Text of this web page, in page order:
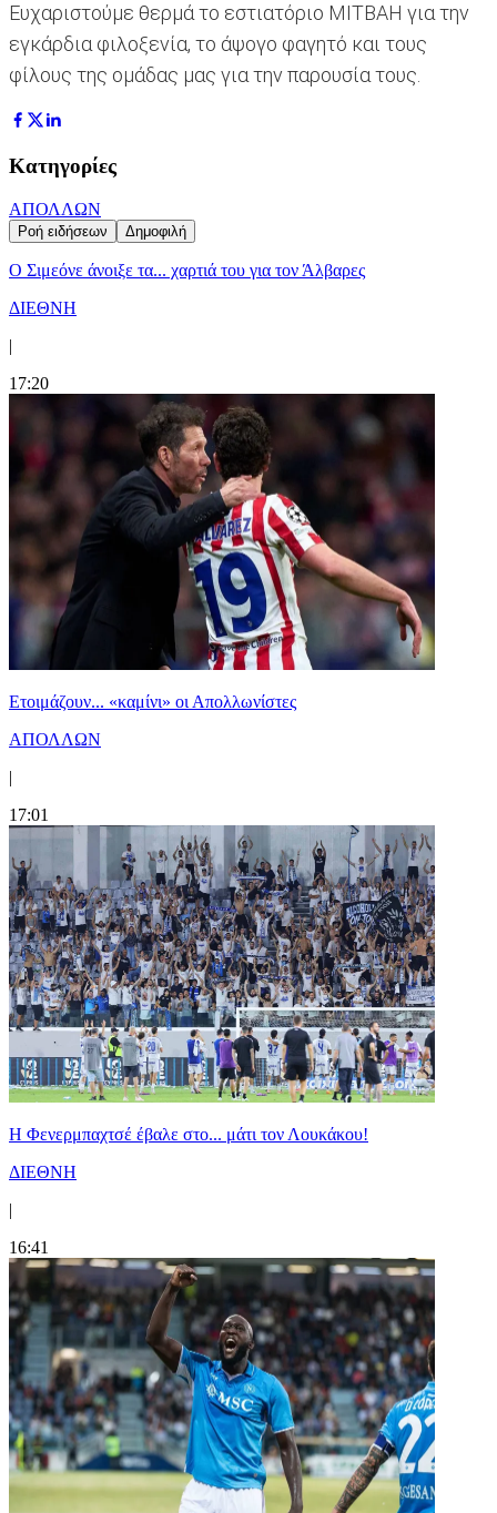
Ευχαριστούμε θερμά το εστιατόριο MITBAH για την
εγκάρδια φιλοξενία, το άψογο φαγητό και τους
φίλους της ομάδας μας για την παρουσία τους.
Κατηγορίες
ΑΠΟΛΛΩΝ
Ροή ειδήσεων Δημοφιλή
Ο Σιμεόνε άνοιξε τα... χαρτιά του για τον Άλβαρες
ΔΙΕΘΝΗ
|
17:20
Ετοιμάζουν... «καμίνι» οι Απολλωνίστες
ΑΠΟΛΛΩΝ
|
17:01
Η Φενερμπαχτσέ έβαλε στο... μάτι τον Λουκάκου!
ΔΙΕΘΝΗ
|
16:41